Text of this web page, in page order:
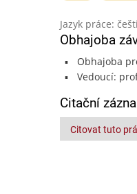
Jazyk práce:
Obhajoba
Obhajoba
Vedoucí:
Citační
Citovat tuto